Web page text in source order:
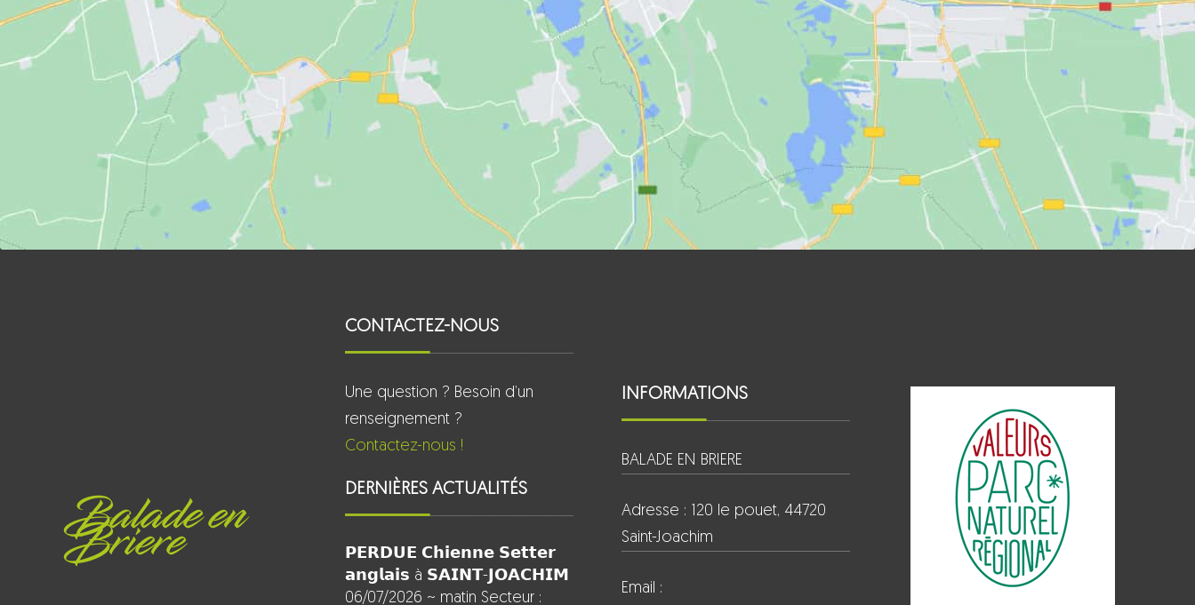
Balade en
Briere
CONTACTEZ-NOUS
Une question ? Besoin d’un
renseignement ?
Contactez-nous !
DERNIÈRES ACTUALITÉS
𝗣𝗘𝗥𝗗𝗨𝗘 𝗖𝗵𝗶𝗲𝗻𝗻𝗲 𝗦𝗲𝘁𝘁𝗲𝗿
𝗮𝗻𝗴𝗹𝗮𝗶𝘀 à 𝗦𝗔𝗜𝗡𝗧-𝗝𝗢𝗔𝗖𝗛𝗜𝗠
06/07/2026 ~ matin Secteur :
INFORMATIONS
BALADE EN BRIERE
Adresse : 120 le pouet, 44720
Saint-Joachim
Email :